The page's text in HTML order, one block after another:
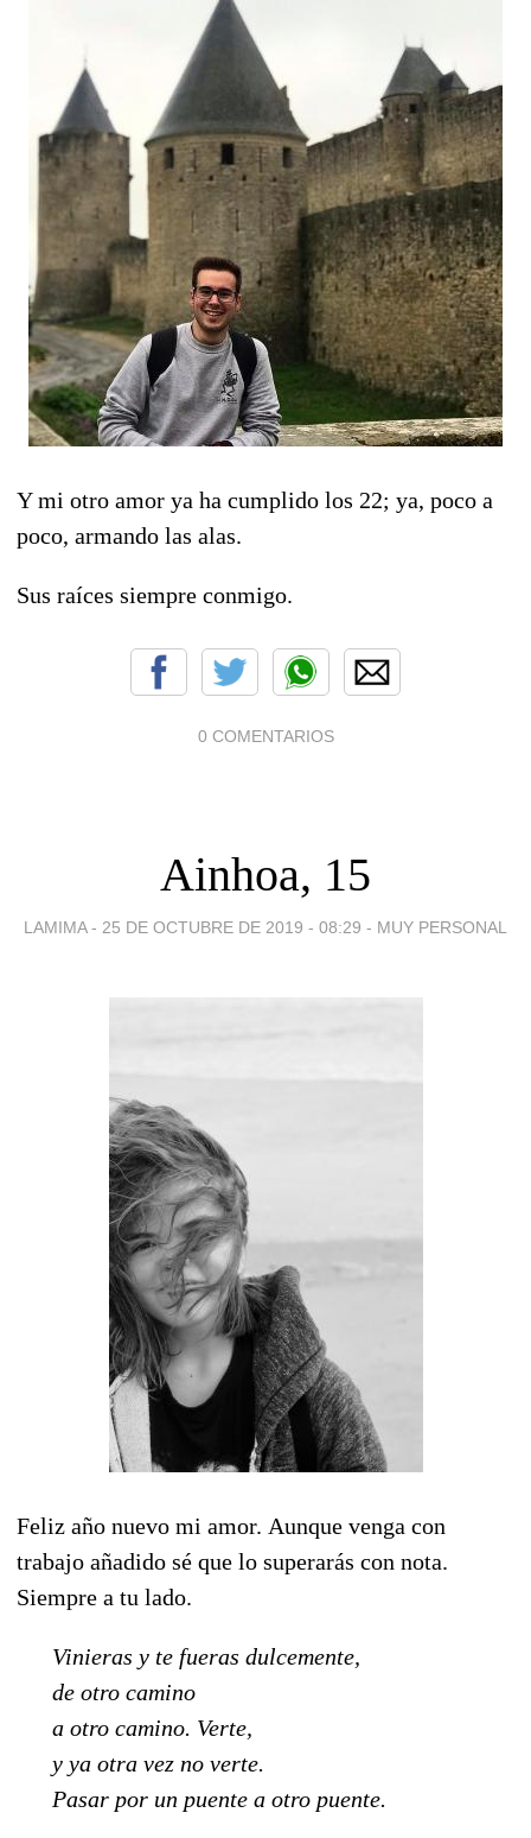
Y mi otro amor ya ha cumplido los 22; ya, poco a
poco, armando las alas.
Sus raíces siempre conmigo.
0 COMENTARIOS
Ainhoa, 15
LAMIMA - 25 DE OCTUBRE DE 2019 - 08:29 - MUY PERSONAL
Feliz año nuevo mi amor. Aunque venga con
trabajo añadido sé que lo superarás con nota.
Siempre a tu lado.
Vinieras y te fueras dulcemente,
de otro camino
a otro camino. Verte,
y ya otra vez no verte.
Pasar por un puente a otro puente.